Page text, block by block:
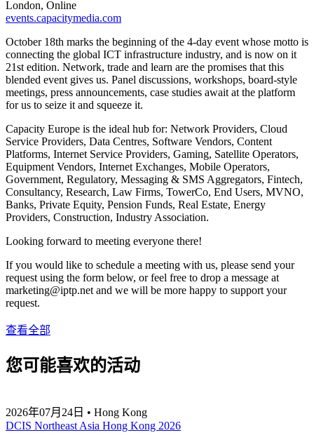
London, Online
events.capacitymedia.com
October 18th marks the beginning of the 4-day event whose motto is
connecting the global ICT infrastructure industry, and is now on it
21st edition. Network, trade and learn are the promises that this
blended event gives us. Panel discussions, workshops, board-style
meetings, press announcements, case studies await at the platform
for us to seize it and squeeze it.
Capacity Europe is the ideal hub for: Network Providers, Cloud
Service Providers, Data Centres, Software Vendors, Content
Platforms, Internet Service Providers, Gaming, Satellite Operators,
Equipment Vendors, Internet Exchanges, Mobile Operators,
Government, Regulatory, Messaging & SMS Aggregators, Fintech,
Consultancy, Research, Law Firms, TowerCo, End Users, MVNO,
Banks, Private Equity, Pension Funds, Real Estate, Energy
Providers, Construction, Industry Association.
Looking forward to meeting everyone there!
If you would like to schedule a meeting with us, please send your
request using the form below, or feel free to drop a message at
marketing
iptp.net and we will be more happy to support your
request.
查看全部
您可能喜欢的活动
2026年07月24日 • Hong Kong
DCIS Northeast Asia Hong Kong 2026